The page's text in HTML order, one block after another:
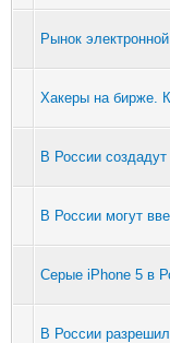
Рынок
Хакеры на бирже.
В России
В России могут
Серые iPhone 5 в
В России